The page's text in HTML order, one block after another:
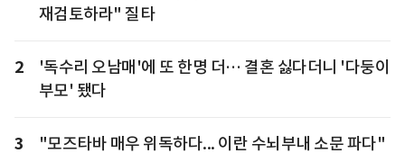
재검토하라" 질타
2
'독수리 오남매'에 또 한명 더… 결혼 싫다더니 '다둥이
부모' 됐다
3 "모즈타바 매우 위독하다... 이란 수뇌부내 소문 파다"